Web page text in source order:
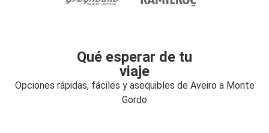
Qué esperar de tu
viaje
Opciones rápidas, fáciles y asequibles de Aveiro a Monte
Gordo